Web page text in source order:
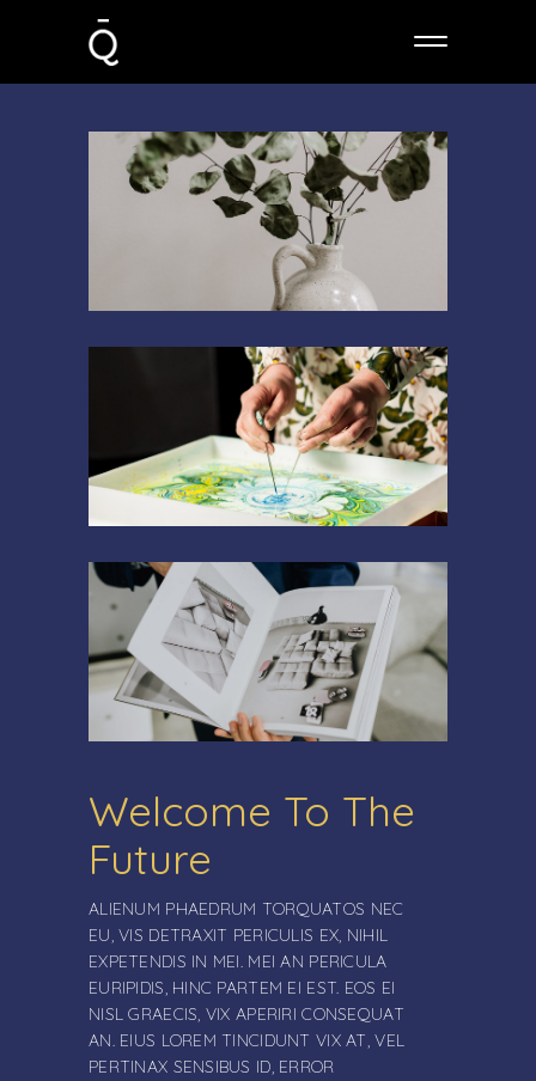
Welcome To The
Future
ALIENUM PHAEDRUM TORQUATOS NEC
EU, VIS DETRAXIT PERICULIS EX, NIHIL
EXPETENDIS IN MEI. MEI AN PERICULA
EURIPIDIS, HINC PARTEM EI EST. EOS EI
NISL GRAECIS, VIX APERIRI CONSEQUAT
AN. EIUS LOREM TINCIDUNT VIX AT, VEL
PERTINAX SENSIBUS ID, ERROR